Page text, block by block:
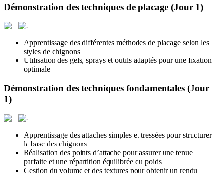
Démonstration des techniques de placage (Jour 1)
Apprentissage des différentes méthodes de placage selon les
styles de chignons
Utilisation des gels, sprays et outils adaptés pour une fixation
optimale
Démonstration des techniques fondamentales (Jour
1)
Apprentissage des attaches simples et tressées pour structurer
la base des chignons
Réalisation des points d’attache pour assurer une tenue
parfaite et une répartition équilibrée du poids
Gestion du volume et des textures pour obtenir un rendu